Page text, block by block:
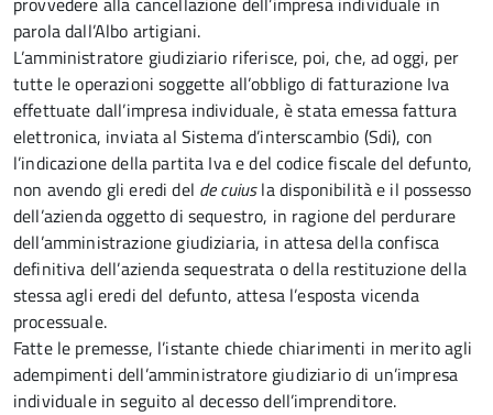
parola dall’Albo artigiani.
L’amministratore giudiziario riferisce, poi, che, ad oggi, per
tutte le operazioni soggette all’obbligo di fatturazione Iva
effettuate dall’impresa individuale, è stata emessa fattura
elettronica, inviata al Sistema d’interscambio (Sdi), con
l’indicazione della partita Iva e del codice fiscale del defunto,
non avendo gli eredi del de cuiusla disponibilità e il possesso
dell’azienda oggetto di sequestro, in ragione del perdurare
dell’amministrazione giudiziaria, in attesa della confisca
definitiva dell’azienda sequestrata o della restituzione della
stessa agli eredi del defunto, attesa l’esposta vicenda
processuale.
Fatte le premesse, l’istante chiede chiarimenti in merito agli
adempimenti dell’amministratore giudiziario di un’impresa
individuale in seguito al decesso dell’imprenditore.